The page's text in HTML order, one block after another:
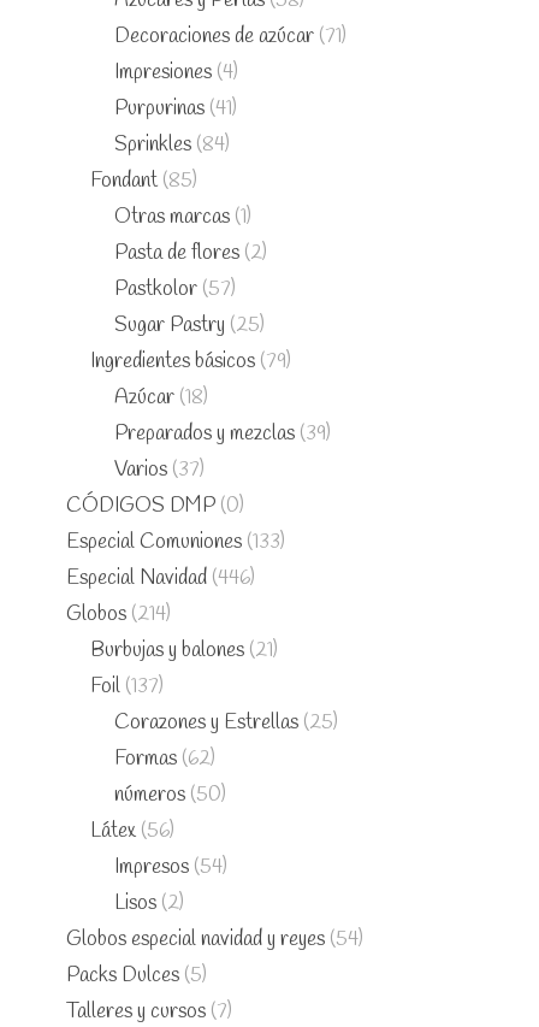
Decoraciones de azúcar (71)
Impresiones (4)
Purpurinas (41)
Sprinkles (84)
Fondant (85)
Otras marcas (1)
Pasta de flores (2)
Pastkolor (57)
Sugar Pastry (25)
Ingredientes básicos (79)
Azúcar (18)
Preparados y mezclas (39)
Varios (37)
CÓDIGOS DMP (0)
Especial Comuniones (133)
Especial Navidad (446)
Globos (214)
Burbujas y balones (21)
Foil (137)
Corazones y Estrellas (25)
Formas (62)
números (50)
Látex (56)
Impresos (54)
Lisos (2)
Globos especial navidad y reyes (54)
Packs Dulces (5)
Talleres y cursos (7)